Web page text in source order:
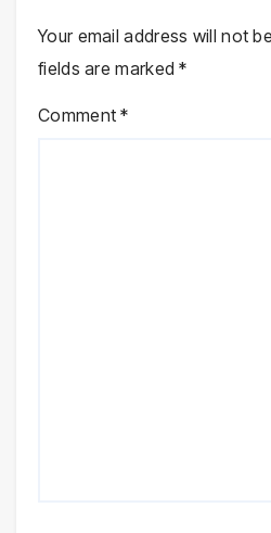
Your email address will not
fields are marked*
Comment*